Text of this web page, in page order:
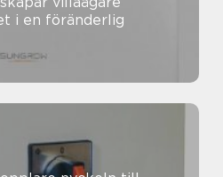
i en föränderlig